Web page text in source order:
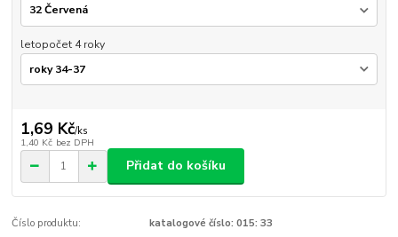
letopočet 4 roky
1,69 Kč/ks
1,40 Kč bez DPH
Přidat do košíku
Číslo produktu: katalogové číslo: 015: 33